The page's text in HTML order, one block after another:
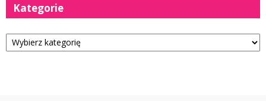
Kategorie
Kategorie